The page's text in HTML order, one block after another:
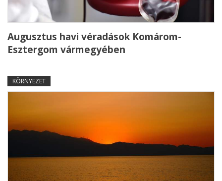
Augusztus havi véradások Komárom-
Esztergom vármegyében
KÖRNYEZET